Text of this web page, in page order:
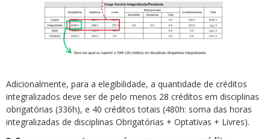
Adicionalmente, para a elegibilidade, a quantidade de créditos
integralizados deve ser de pelo menos 28 créditos em disciplinas
obrigatórias (336h), e 40 créditos totais (480h: soma das horas
integralizadas de disciplinas Obrigatórias + Optativas + Livres).